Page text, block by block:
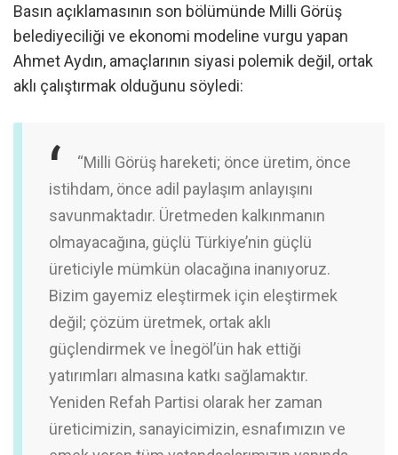
Basın açıklamasının son bölümünde Milli Görüş
belediyeciliği ve ekonomi modeline vurgu yapan
Ahmet Aydın, amaçlarının siyasi polemik değil, ortak
aklı çalıştırmak olduğunu söyledi:
“Milli Görüş hareketi; önce üretim, önce
istihdam, önce adil paylaşım anlayışını
savunmaktadır. Üretmeden kalkınmanın
olmayacağına, güçlü Türkiye’nin güçlü
üreticiyle mümkün olacağına inanıyoruz.
Bizim gayemiz eleştirmek için eleştirmek
değil; çözüm üretmek, ortak aklı
güçlendirmek ve İnegöl’ün hak ettiği
yatırımları almasına katkı sağlamaktır.
Yeniden Refah Partisi olarak her zaman
üreticimizin, sanayicimizin, esnafımızın ve